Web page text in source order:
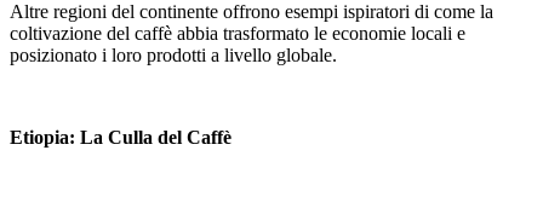
Altre regioni del continente offrono esempi ispiratori di come la
coltivazione del caffè abbia trasformato le economie locali e
posizionato i loro prodotti a livello globale.
Etiopia: La Culla del Caffè